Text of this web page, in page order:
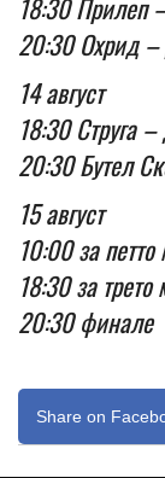
18:30 Прилеп
20:30 Охрид –
14 август
18:30 Струга
20:30 Бутел
15 август
10:00 за петто
18:30 за трето
20:30 финале
Share on